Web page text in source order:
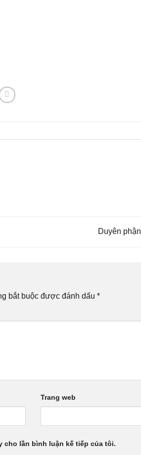
Duyên phận
bắt buộc được đánh dấu *
Trang web
cho lần bình luận kế tiếp của tôi.